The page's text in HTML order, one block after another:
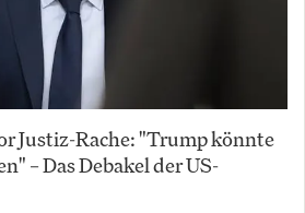
Justiz-Rache: "Trump könnte
– Das Debakel der US-